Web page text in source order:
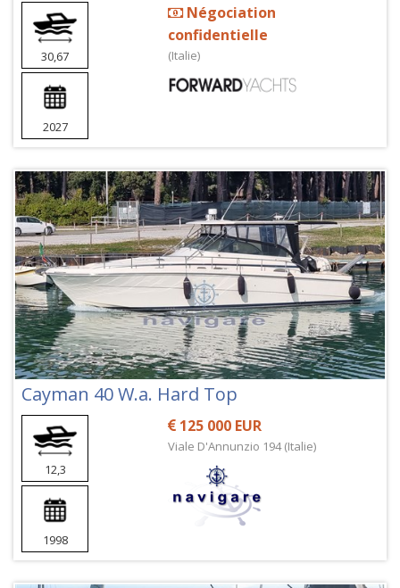
30,67
2027
Négociation
confidentielle
(Italie)
Cayman 40 W.a. Hard Top
12,3
1998
125 000 EUR
Viale D'Annunzio 194 (Italie)